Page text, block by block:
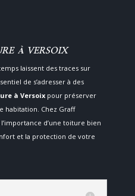
À VERSOIX
laissent des traces sur
de s’adresser à des
à Versoix pour préserver
habitation. Chez Graff
d’une toiture bien
et la protection de votre